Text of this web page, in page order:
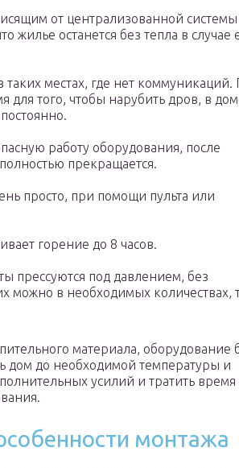
от централизованной системы
жилье останется без тепла в случае
местах, где нет коммуникаций.
для того, чтобы нарубить дров, в
работу оборудования, после
прекращается.
просто, при помощи пульта или
горение до 8 часов.
прессуются под давлением, без
можно в необходимых количествах,
материала, оборудование
дом до необходимой температуры и
усилий и тратить время
монтажа